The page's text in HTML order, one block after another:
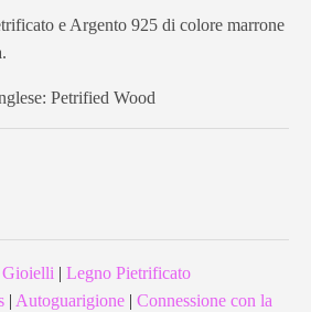
e Argento 925 di colore marrone
Petrified Wood
Gioielli | Legno Pietrificato
| Autoguarigione | Connessione con la